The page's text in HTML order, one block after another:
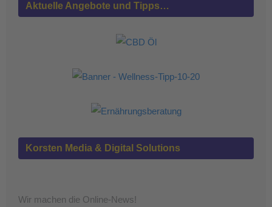
Aktuelle Angebote und Tipps…
Korsten Media & Digital Solutions
Wir machen die Online-News!